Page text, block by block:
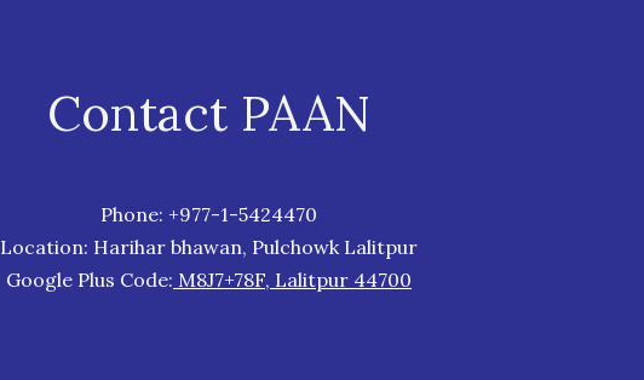
Contact PAAN
Phone: +977-1-5424470
Location: Harihar bhawan, Pulchowk Lalitpur
Google Plus Code: M8J7+78F, Lalitpur 44700